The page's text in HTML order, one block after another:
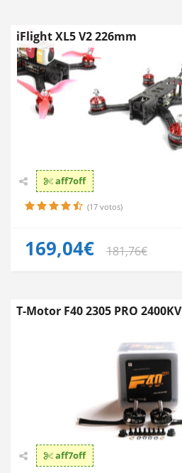
iFlight XL5 V2 226mm
aff7off
(17 votos)
169,04€ 181,76€
T-Motor F40 2305 PRO 2400KV
aff7off